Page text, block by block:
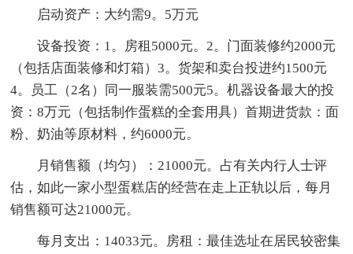
启动资产：大约需9。5万元
设备投资：1。房租5000元。2。门面装修约2000元
（包括店面装修和灯箱）3。货架和卖台投进约1500元
4。员工（2名）同一服装需500元5。机器设备最大的投
资：8万元（包括制作蛋糕的全套用具）首期进货款：面
粉、奶油等原材料，约6000元。
月销售额（均匀）：21000元。占有关内行人士评
估，如此一家小型蛋糕店的经营在走上正轨以后，每月
销售额可达21000元。
每月支出：14033元。房租：最佳选址在居民较密集